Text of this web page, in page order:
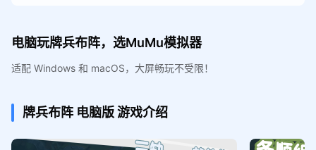
电脑玩牌兵布阵，选MuMu模拟器
适配 Windows 和 macOS，大屏畅玩不受限！
牌兵布阵 电脑版游戏介绍